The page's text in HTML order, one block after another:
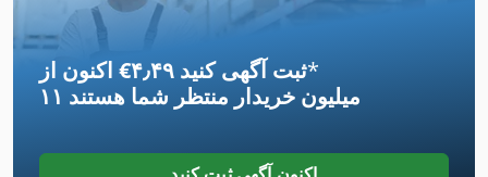
اکنون از ‎€۴٫۴۹ ثبت آگهی کنید*
۱۱ میلیون خریدار منتظر شما هستند